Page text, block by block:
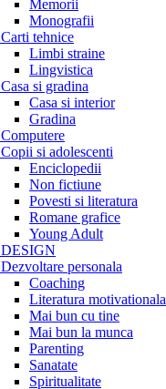
Memorii
Monografii
Carti tehnice
Limbi straine
Lingvistica
Casa si gradina
Casa si interior
Gradina
Computere
Copii si adolescenti
Enciclopedii
Non fictiune
Povesti si literatura
Romane grafice
Young Adult
DESIGN
Dezvoltare personala
Coaching
Literatura motivationala
Mai bun cu tine
Mai bun la munca
Parenting
Sanatate
Spiritualitate